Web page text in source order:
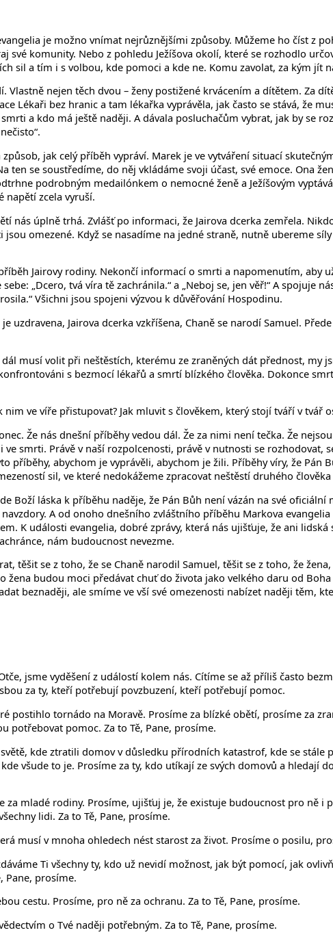
je možno vnímat nejrůznějšími způsoby. Můžeme ho číst z
své komunity. Nebo z pohledu Ježíšova okolí, které se rozhodlo
sil a tím i s volbou, kde pomoci a kde ne. Komu zavolat, za kým jít
Vlastně nejen těch dvou – ženy postižené krvácením a dítětem. Za
Lékaři bez hranic a tam lékařka vyprávěla, jak často se stává, že
a kdo má ještě naději. A dávala posluchačům vybrat, jak by
jak celý příběh vypráví. Marek je ve vytváření situací
ten se soustředíme, do něj vkládáme svoji účast, své emoce. Ona
podrobným medailónkem o nemocné ženě a Ježíšovým
napětí zcela vyruší.
nás úplně trhá. Zvlášť po informaci, že Jairova dcerka zemřela.
jsou omezené. Když se nasadíme na jedné straně, nutně ubereme
Jairovy rodiny. Nekončí informací o smrti a napomenutím, aby
„Dcero, tvá víra tě zachránila.“ a „Neboj se, jen věř!“ A
Všichni jsou spojeni výzvou k důvěřování Hospodinu.
uzdravena, Jairova dcerka vzkříšena, Chaně se narodí Samuel.
dál musí volit při neštěstích, kterému ze zraněných dát přednost,
s bezmocí lékařů a smrtí blízkého člověka. Dokonce
nim ve víře přistupovat? Jak mluvit s člověkem, který stojí tváří v tvář
Že nás dnešní příběhy vedou dál. Že za nimi není tečka. Že
ve smrti. Právě v naší rozpolcenosti, právě v nutnosti se
příběhy, abychom je vyprávěli, abychom je žili. Příběhy víry, že
sil, ve které nedokážeme zpracovat neštěstí druhého
Boží láska k příběhu naděje, že Pán Bůh není vázán na své
A od onoho dnešního zvláštního příběhu Markova
K události evangelia, dobré zprávy, která nás ujišťuje, že ani
nám budoucnost nevezme.
těšit se z toho, že se Chaně narodil Samuel, těšit se z toho, že
žena budou moci předávat chuť do života jako velkého daru od
beznaději, ale smíme ve vší své omezenosti nabízet naději těm,
jsme vyděšení z událostí kolem nás. Cítíme se až příliš často
za ty, kteří potřebují povzbuzení, kteří potřebují pomoc.
postihlo tornádo na Moravě. Prosíme za blízké obětí, prosíme za
potřebovat pomoc. Za to Tě, Pane, prosíme.
kde ztratili domov v důsledku přírodních katastrof, kde se
všude to je. Prosíme za ty, kdo utíkají ze svých domovů a hledají
za mladé rodiny. Prosíme, ujišťuj je, že existuje budoucnost pro ně i
lidi. Za to Tě, Pane, prosíme.
musí v mnoha ohledech nést starost za život. Prosíme o posilu,
Ti všechny ty, kdo už nevidí možnost, jak být pomocí, jak
Pane, prosíme.
cestu. Prosíme, pro ně za ochranu. Za to Tě, Pane, prosíme.
o Tvé naději potřebným. Za to Tě, Pane, prosíme.